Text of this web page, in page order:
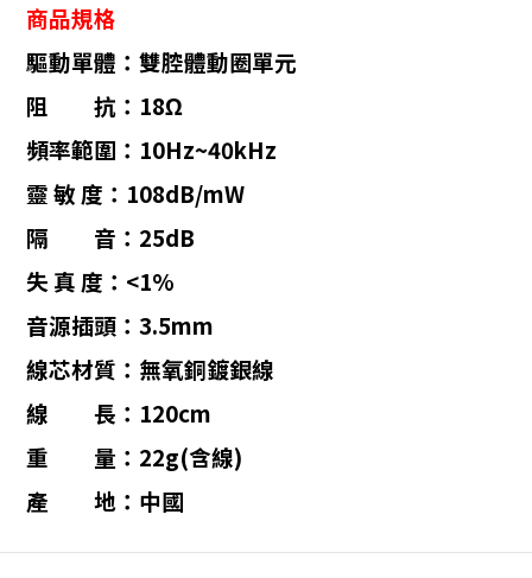
商品規格
驅動單體：雙腔體動圈單元
阻 抗：18Ω
頻率範圍：10Hz~40kHz
靈 敏 度：108dB/mW
隔 音：25dB
失 真 度：<1%
音源插頭：3.5mm
線芯材質：無氧銅鍍銀線
線 長：120cm
重 量：22g(含線)
產 地：中國